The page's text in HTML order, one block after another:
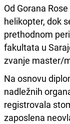
Od Gorana
helikopter, dok
prethodnom
fakultata u
zvanje master/
Na osnovu
nadležnih
registrovala
zaposlena